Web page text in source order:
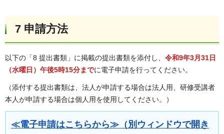
7 申請方法
以下の「8 提出書類」に掲載の提出書類を添付し、 令和9年3月31日
（水曜日）午後5時15分までに電子申請を行ってください。
（添付する提出書類は、法人が申請する場合は法人用、研修受講者
本人が申請する場合は個人用を使用してください。）
≪電子申請はこちらから≫（別ウィンドウで開き